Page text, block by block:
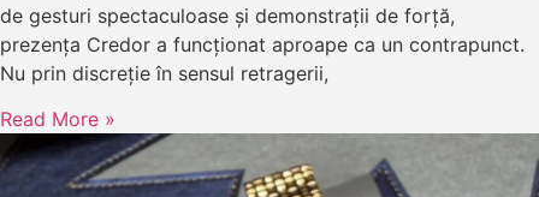
de gesturi spectaculoase și demonstrații de forță,
prezența Credor a funcționat aproape ca un contrapunct.
Nu prin discreție în sensul retragerii,
Read More »